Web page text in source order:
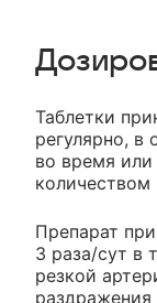
Таблетки
регулярно, в
во время
количеством
Препарат
3 раза/сут в
резкой